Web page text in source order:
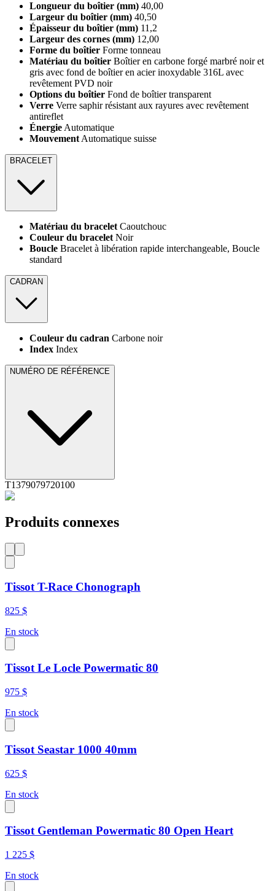
Longueur du boîtier (mm) 40,00
Largeur du boîtier (mm) 40,50
Épaisseur du boîtier (mm) 11,2
Largeur des cornes (mm) 12,00
Forme du boîtier Forme tonneau
Matériau du boîtier Boîtier en carbone forgé marbré noir et
gris avec fond de boîtier en acier inoxydable 316L avec
revêtement PVD noir
Options du boîtier Fond de boîtier transparent
Verre Verre saphir résistant aux rayures avec revêtement
antireflet
ÉnergieAutomatique
MouvementAutomatique suisse
BRACELET
Matériau du braceletCaoutchouc
Couleur du braceletNoir
Boucle Bracelet à libération rapide interchangeable, Boucle
standard
CADRAN
Couleur du cadran Carbone noir
Index Index
NUMÉRO DE RÉFÉRENCE
T1379079720100
Produits connexes
Tissot T-Race Chonograph
825 $
En stock
Tissot Le Locle Powermatic 80
975 $
En stock
Tissot Seastar 1000 40mm
625 $
En stock
Tissot Gentleman Powermatic 80 Open Heart
1 225 $
En stock